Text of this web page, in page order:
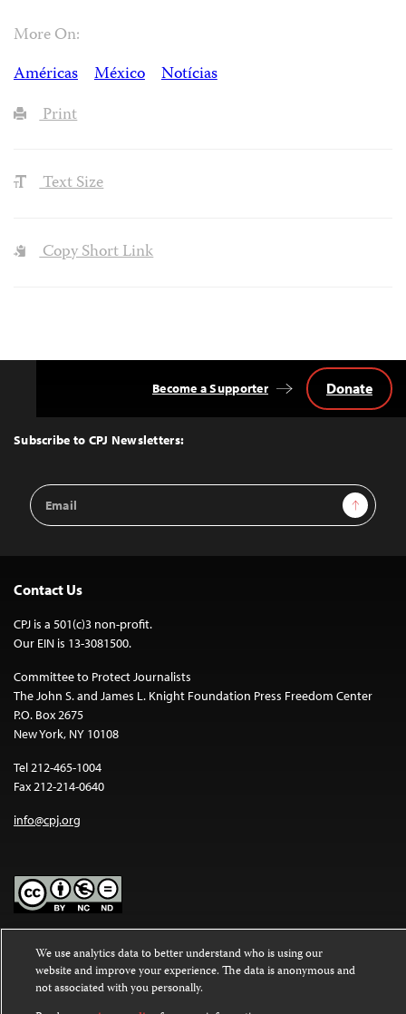
More On:
Américas
México
Notícias
Print
Text Size
Copy Short Link
Top
Subscribe to CPJ Newsletters:
Email
Address
Sign Up
Become a Supporter Donate
Contact Us
CPJ is a 501(c)3 non-profit.
Our EIN is 13-3081500.
Committee to Protect Journalists
The John S. and James L. Knight Foundation Press Freedom Center
P.O. Box 2675
New York, NY 10108
Tel 212-465-1004
Fax 212-214-0640
info@cpj.org
Commons Attribution-NonCommercial-NoDerivatives 4.0
International License.
Images and other media are not covered by the Creative Commons
We use analytics data to better understand who is using our
website and improve your experience. The data is anonymous and
not associated with you personally.